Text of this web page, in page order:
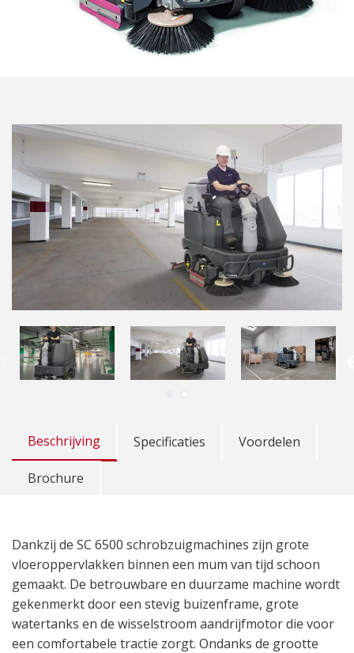
Beschrijving Specificaties Voordelen
Brochure
Dankzij de SC 6500 schrobzuigmachines zijn grote
vloeroppervlakken binnen een mum van tijd schoon
gemaakt. De betrouwbare en duurzame machine wordt
gekenmerkt door een stevig buizenframe, grote
watertanks en de wisselstroom aandrijfmotor die voor
een comfortabele tractie zorgt. Ondanks de grootte